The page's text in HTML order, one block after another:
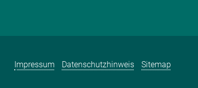
Impressum Datenschutzhinweis Sitemap